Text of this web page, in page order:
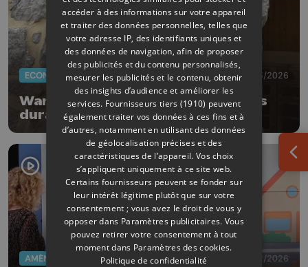
ECONOMIE 24/03/2026
Wanze relance son appel à projets
durables
03/02/2026
accéder à des informations sur votre appareil
et traiter des données personnelles, telles que
votre adresse IP, des identifiants uniques et
des données de navigation, afin de proposer
des publicités et du contenu personnalisés,
mesurer les publicités et le contenu, obtenir
des insights d’audience et améliorer les
services. Fournisseurs tiers (1910) peuvent
également traiter vos données à ces fins et à
d’autres, notamment en utilisant des données
de géolocalisation précises et des
caractéristiques de l’appareil. Vos choix
s’appliquent uniquement à ce site web.
Certains fournisseurs peuvent se fonder sur
leur intérêt légitime plutôt que sur votre
consentement ; vous avez le droit de vous y
opposer dans Paramètres publicitaires. Vous
pouvez retirer votre consentement à tout
moment dans Paramètres des cookies.
Politique de confidentialité